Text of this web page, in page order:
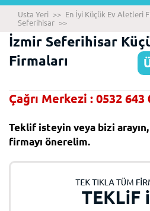
Usta Yeri >> En İyi Küçük Ev Aletleri
Seferihisar >>
İzmir Seferihisar
Firmaları
Çağrı Merkezi : 0532 643
Teklif isteyin veya bizi
firmayı önerelim.